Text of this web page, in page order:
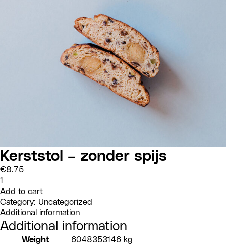
Kerststol – zonder spijs
€8.75
Kerststol
zonder
spijs
quantity
Add to cart
Category: Uncategorized
Additional information
Additional information
Weight 6048353146 kg